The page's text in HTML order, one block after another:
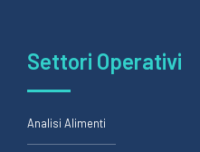
Settori Operativi
Analisi Alimenti